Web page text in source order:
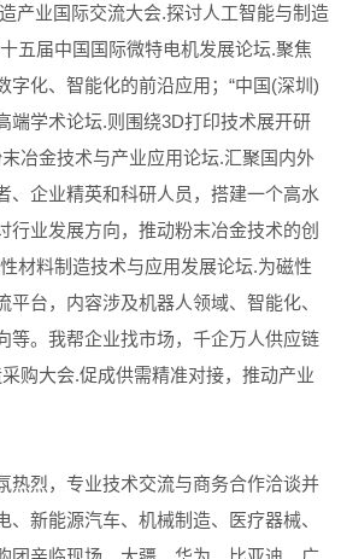
产业国际交流大会.探讨人工智能与制造
五届中国国际微特电机发展论坛.聚焦
字化、智能化的前沿应用；“中国(深圳)
端学术论坛.则围绕3D打印技术展开研
冶金技术与产业应用论坛.汇聚国内外
、企业精英和科研人员，搭建一个高水
行业发展方向，推动粉末冶金技术的创
材料制造技术与应用发展论坛.为磁性
平台，内容涉及机器人领域、智能化、
等。我帮企业找市场，千企万人供应链
购大会.促成供需精准对接，推动产业
热烈，专业技术交流与商务合作洽谈并
、新能源汽车、机械制造、医疗器械、